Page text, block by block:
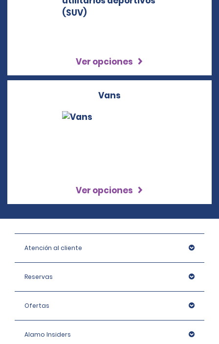
Ver opciones
Vans
Ver opciones
Atención al cliente
Reservas
Ofertas
Alamo Insiders